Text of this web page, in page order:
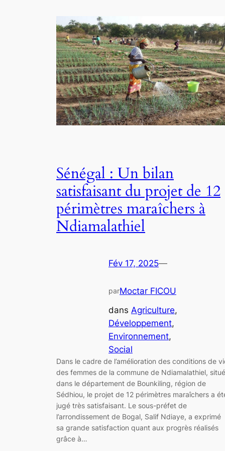
Sénégal : Un bilan
satisfaisant du projet de 12
périmètres maraîchers à
Ndiamalathiel
Fév 17, 2025—
parMoctar FICOU
dans Agriculture
Développement
Environnement
Social
Dans le cadre de l’amélioration des conditions de
des femmes de la commune de Ndiamalathiel,
dans le département de Bounkiling, région de
Sédhiou, le projet de 12 périmètres maraîchers a
jugé très satisfaisant. Le sous-préfet de
l’arrondissement de Bogal, Salif Ndiaye, a exprimé
sa grande satisfaction quant aux progrès réalisés
grâce à…